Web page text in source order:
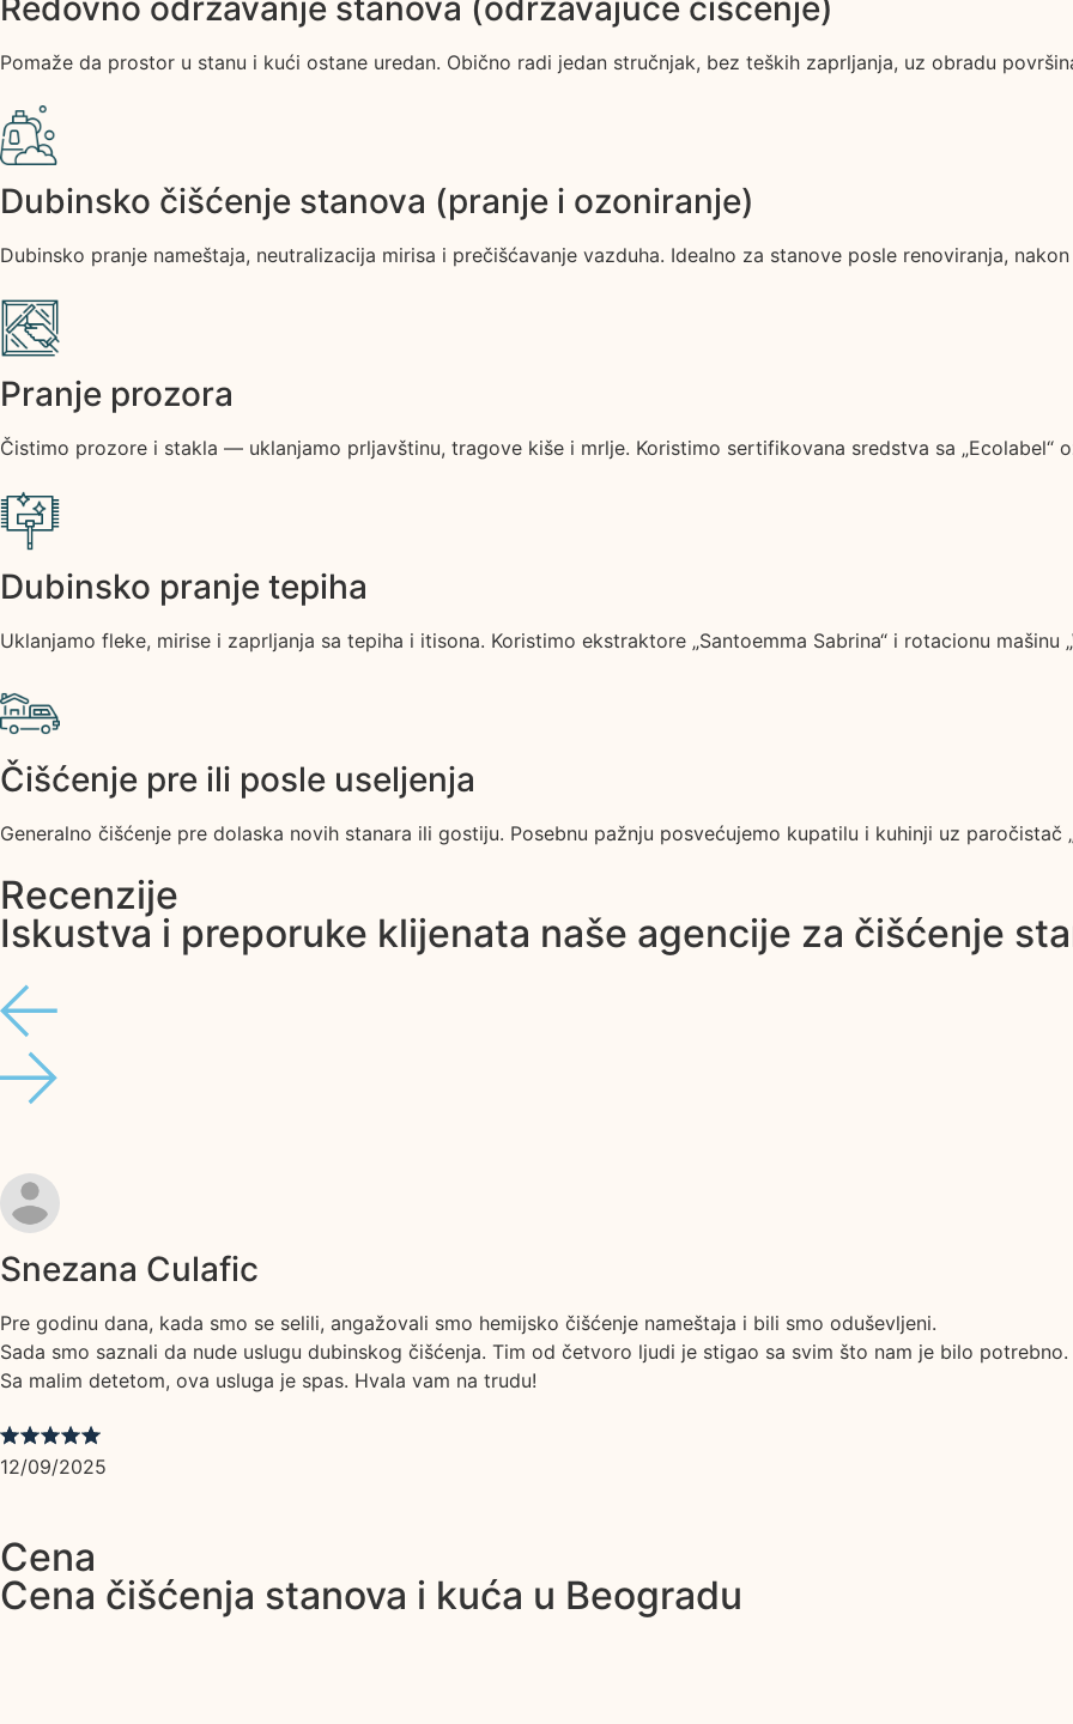
Redovno održavanje stanova (održavajuće čišćenje)
Pomaže da prostor u stanu i kući ostane uredan. Obično radi jedan stručnjak, bez teških zaprljanja, uz obradu
Dubinsko čišćenje stanova (pranje i ozoniranje)
Dubinsko pranje nameštaja, neutralizacija mirisa i prečišćavanje vazduha. Idealno za stanove posle renoviranja,
Pranje prozora
Čistimo prozore i stakla — uklanjamo prljavštinu, tragove kiše i mrlje. Koristimo sertifikovana sredstva sa „Ecolabel“
Dubinsko pranje tepiha
Uklanjamo fleke, mirise i zaprljanja sa tepiha i itisona. Koristimo ekstraktore „Santoemma Sabrina“ i rotacionu mašinu
Čišćenje pre ili posle useljenja
Generalno čišćenje pre dolaska novih stanara ili gostiju. Posebnu pažnju posvećujemo kupatilu i kuhinji uz paročistač
Recenzije
Iskustva i preporuke klijenata naše agencije za čišćenje
Snezana Culafic
Pre godinu dana, kada smo se selili, angažovali smo hemijsko čišćenje nameštaja i bili smo oduševljeni.
Sada smo saznali da nude uslugu dubinskog čišćenja. Tim od četvoro ljudi je stigao sa svim što nam je bilo
Sa malim detetom, ova usluga je spas. Hvala vam na trudu!
12/09/2025
Cena
Cena čišćenja stanova i kuća u Beogradu